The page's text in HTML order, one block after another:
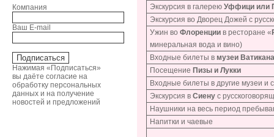
Компания
Ваш E-mail
Нажимая «Подписаться»
вы даёте согласие на
обработку персональных
данных и на получение
новостей и предложений
Экскурсия в галерею Уффици или
Экскурсия во Дворец Дожей с
Ужин во Флоренции в ресторане «
минеральная вода и вино)
Входные билеты в музеи Ватикана
Посещение Пизы и Лукки
Входные билеты в другие музеи и
Экскурсия в Сиену с
Наушники на весь период
Напитки и чаевые